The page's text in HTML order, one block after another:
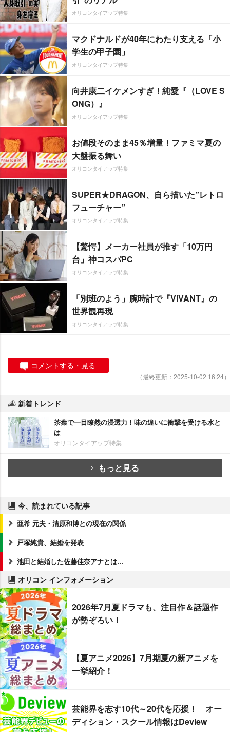
オリコンタイアップ特集
マクドナルドが40年にわたり支える「小
学生の甲子園」
オリコンタイアップ特集
向井康二イケメンすぎ！純愛『（LOVE S
ONG）』
オリコンタイアップ特集
お値段そのまま45％増量！ファミマ夏の
大盤振る舞い
オリコンタイアップ特集
SUPER★DRAGON、自ら描いた”レトロ
フューチャー”
オリコンタイアップ特集
【驚愕】メーカー社員が推す「10万円
台」神コスパPC
オリコンタイアップ特集
「別班のよう」腕時計で『VIVANT』の
世界観再現
オリコンタイアップ特集
コメントする・見る
（最終更新：2025-10-02 16:24）
新着トレンド
茶葉で一目瞭然の浸透力！味の違いに衝撃を受ける水と
は
オリコンタイアップ特集
もっと見る
今、読まれている記事
亜希 元夫・清原和博との現在の関係
戸塚純貴、結婚を発表
池田と結婚した佐藤佳奈アナとは…
オリコン インフォメーション
2026年7月夏ドラマも、注目作＆話題作
が勢ぞろい！
【夏アニメ2026】7月期夏の新アニメを
一挙紹介！
芸能界を志す10代～20代を応援！ オー
ディション・スクール情報はDeview